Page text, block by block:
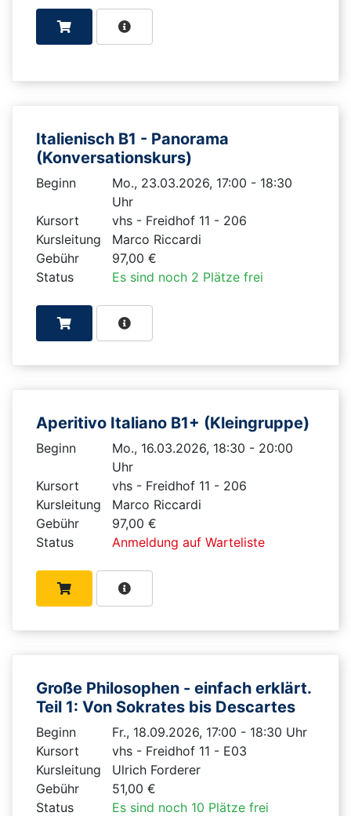
Italienisch B1 - Panorama
(Konversationskurs)
Beginn
Mo., 23.03.2026, 17:00 - 18:30
Uhr
Kursort
vhs - Freidhof 11 - 206
Kursleitung
Marco Riccardi
Gebühr
97,00 €
Status
Es sind noch 2 Plätze frei
Aperitivo Italiano B1+ (Kleingruppe)
Beginn
Mo., 16.03.2026, 18:30 - 20:00
Uhr
Kursort
vhs - Freidhof 11 - 206
Kursleitung
Marco Riccardi
Gebühr
97,00 €
Status
Anmeldung auf Warteliste
Große Philosophen - einfach erklärt.
Teil 1: Von Sokrates bis Descartes
Beginn
Fr., 18.09.2026, 17:00 - 18:30 Uhr
Kursort
vhs - Freidhof 11 - E03
Kursleitung
Ulrich Forderer
Gebühr
51,00 €
Status
Es sind noch 10 Plätze frei